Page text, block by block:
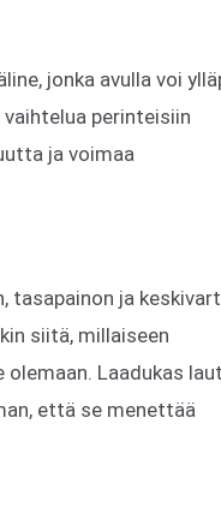
jonka avulla voi
perinteisiin
ja voimaa
tasapainon ja
siitä, millaiseen
Laadukas
että se menettää